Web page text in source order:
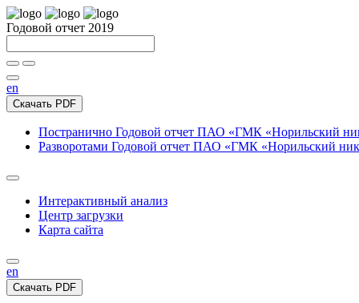
Годовой отчет 2019
en
Скачать PDF
Постранично Годовой отчет ПАО «ГМК «Норильский
Разворотами Годовой отчет ПАО «ГМК «Норильский
Интерактивный анализ
Центр загрузки
Карта сайта
en
Скачать PDF